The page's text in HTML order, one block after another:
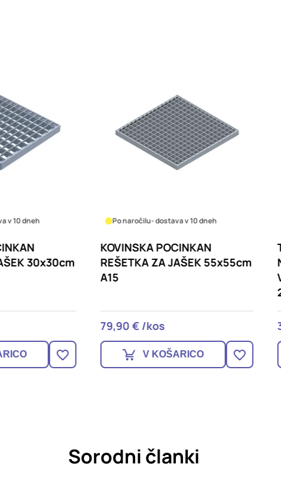
- dostava v 10 dneh
POCINKAN
ZA JAŠEK 55x55cm
V KOŠARICO
Na zalogi
TALNI LTŽ SIFON,
NODULARNA LITINA, Z
39,90 € /kos
V KOŠARICO
Sorodni članki